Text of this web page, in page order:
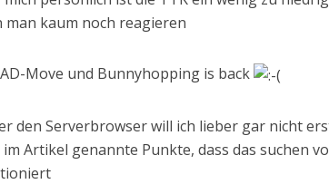
man kaum noch reagieren
Move und Bunnyhopping is back
den Serverbrowser will ich lieber gar nicht
Artikel genannte Punkte, dass das suchen